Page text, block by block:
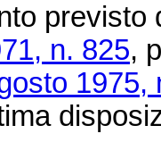
previsto
n. 825,
1975,